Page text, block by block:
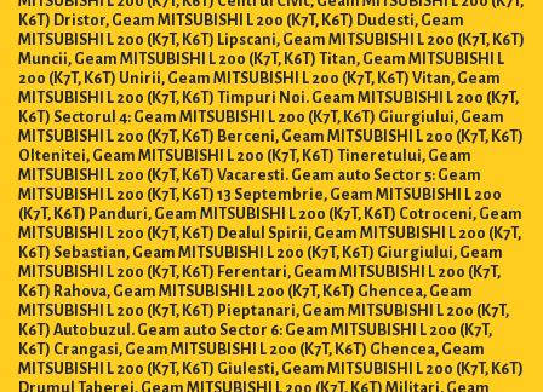
K6T) Dristor, Geam MITSUBISHI L 200 (K7T, K6T) Dudesti, Geam
MITSUBISHI L 200 (K7T, K6T) Lipscani, Geam MITSUBISHI L 200 (K7T, K6T)
Muncii, Geam MITSUBISHI L 200 (K7T, K6T) Titan, Geam MITSUBISHI L
200 (K7T, K6T) Unirii, Geam MITSUBISHI L 200 (K7T, K6T) Vitan, Geam
MITSUBISHI L 200 (K7T, K6T) Timpuri Noi. Geam MITSUBISHI L 200 (K7T,
K6T) Sectorul 4: Geam MITSUBISHI L 200 (K7T, K6T) Giurgiului, Geam
MITSUBISHI L 200 (K7T, K6T) Berceni, Geam MITSUBISHI L 200 (K7T, K6T)
Oltenitei, Geam MITSUBISHI L 200 (K7T, K6T) Tineretului, Geam
MITSUBISHI L 200 (K7T, K6T) Vacaresti. Geam auto Sector 5: Geam
MITSUBISHI L 200 (K7T, K6T) 13 Septembrie, Geam MITSUBISHI L 200
(K7T, K6T) Panduri, Geam MITSUBISHI L 200 (K7T, K6T) Cotroceni, Geam
MITSUBISHI L 200 (K7T, K6T) Dealul Spirii, Geam MITSUBISHI L 200 (K7T,
K6T) Sebastian, Geam MITSUBISHI L 200 (K7T, K6T) Giurgiului, Geam
MITSUBISHI L 200 (K7T, K6T) Ferentari, Geam MITSUBISHI L 200 (K7T,
K6T) Rahova, Geam MITSUBISHI L 200 (K7T, K6T) Ghencea, Geam
MITSUBISHI L 200 (K7T, K6T) Pieptanari, Geam MITSUBISHI L 200 (K7T,
K6T) Autobuzul. Geam auto Sector 6: Geam MITSUBISHI L 200 (K7T,
K6T) Crangasi, Geam MITSUBISHI L 200 (K7T, K6T) Ghencea, Geam
MITSUBISHI L 200 (K7T, K6T) Giulesti, Geam MITSUBISHI L 200 (K7T, K6T)
Drumul Taberei, Geam MITSUBISHI L 200 (K7T, K6T) Militari. Geam